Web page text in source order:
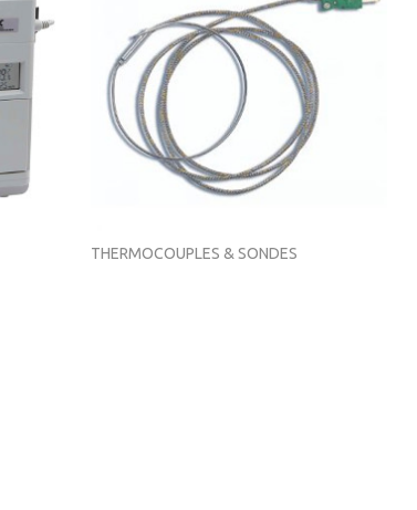
THERMOCOUPLES & SONDES